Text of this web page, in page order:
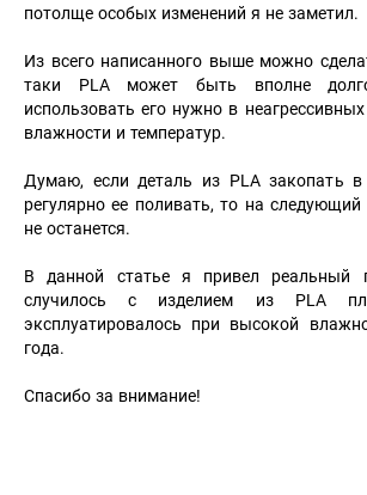
потолще особых изменений я не заметил.
Из всего написанного выше можно
таки PLA может быть вполне
использовать его нужно в
влажности и температур.
Думаю, если деталь из PLA закопать
регулярно ее поливать, то на следующий
не останется.
В данной статье я привел реальный
случилось с изделием из PLA
эксплуатировалось при высокой
года.
Спасибо за внимание!